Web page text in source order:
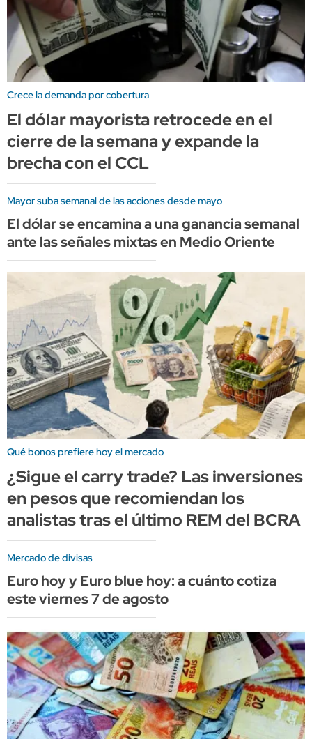
Crece la demanda por cobertura
El dólar mayorista retrocede en el
cierre de la semana y expande la
brecha con el CCL
Mayor suba semanal de las acciones desde mayo
El dólar se encamina a una ganancia semanal
ante las señales mixtas en Medio Oriente
Qué bonos prefiere hoy el mercado
¿Sigue el carry trade? Las inversiones
en pesos que recomiendan los
analistas tras el último REM del BCRA
Mercado de divisas
Euro hoy y Euro blue hoy: a cuánto cotiza
este viernes 7 de agosto